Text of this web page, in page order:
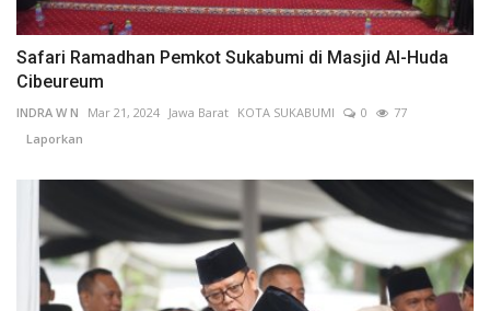
Safari Ramadhan Pemkot Sukabumi di Masjid Al-Huda
Cibeureum
INDRA W N Mar 21, 2024 Jawa Barat KOTA SUKABUMI 0
77
Laporkan